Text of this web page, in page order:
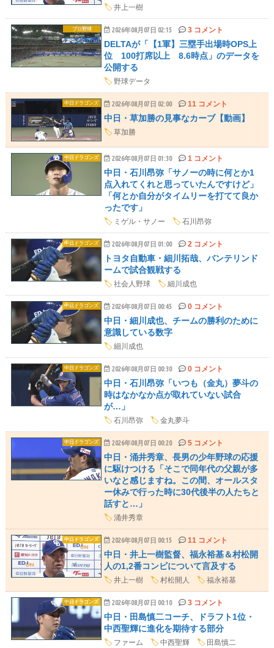
🏷️井上一樹
プロ野球 2026年08月07日 02:15 3 コメント
DELTAが「【1軍】三塁手出場時OPS上
位 100打席以上 8.6時点」のデータを
公開する
🏷️野球データ
中日ドラゴンズ 2026年08月07日 02:00 11 コメント
中日・草加勝の見事なカーブ【動画】
🏷️草加勝
中日ドラゴンズ 2026年08月07日 01:30 1 コメント
中日・石川昂弥「サノーの時に何とか1
点入れてくれと思っていたんですけど」
「何とか自分がタイムリーを打てて良か
ったです」
🏷️ ミゲル・サノー 🏷️石川昂弥
中日ドラゴンズ 2026年08月07日 01:00 2 コメント
トヨタ自動車・細川拓哉、バンテリンド
ームで試合観戦する
🏷️社会人野球 🏷️細川成也
中日ドラゴンズ 2026年08月07日 00:45 0 コメント
中日・細川成也、チームの勝利のために
意識している数字
🏷️細川成也
中日ドラゴンズ 2026年08月07日 00:30 0 コメント
中日・石川昂弥「いつも（金丸）夢斗の
時はなかなか点が取れていない試合
が…」
🏷️石川昂弥 🏷️金丸夢斗
中日ドラゴンズ 2026年08月07日 00:20 5 コメント
中日・涌井秀章、長男の少年野球の応援
に駆けつける「そこで同年代の父親が多
いなと感じますね。この間、オールスタ
ー休みで行った時に30代後半の人たちと
話すと…」
🏷️涌井秀章
中日ドラゴンズ 2026年08月07日 00:15 11 コメント
中日・井上一樹監督、福永裕基＆村松開
人の1,2番コンビについて言及する
🏷️井上一樹 🏷️村松開人 🏷️福永裕基
中日ドラゴンズ 2026年08月07日 00:10 3 コメント
中日・田島慎二コーチ、ドラフト1位・
中西聖輝に進化を期待する部分
🏷️ ファーム 🏷️中西聖輝 🏷️ 田島慎二